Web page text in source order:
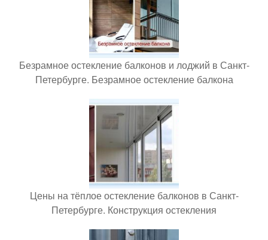
Безрамное остекление балконов и лоджий в Санкт-
Петербурге. Безрамное остекление балкона
Цены на тёплое остекление балконов в Санкт-
Петербурге. Конструкция остекления